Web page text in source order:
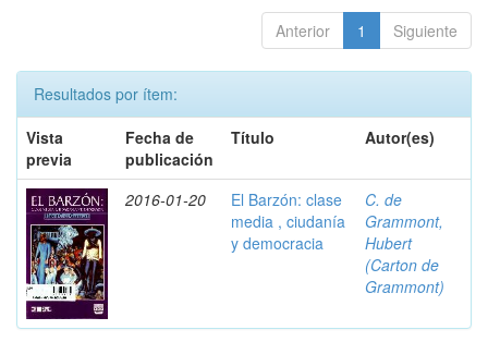
Anterior 1 Siguiente
Resultados por ítem:
Vista
previa
Fecha de
publicación
Título Autor(es)
2016-01-20
El Barzón: clase
media , ciudanía
y democracia
C. de
Grammont,
Hubert
(Carton de
Grammont)